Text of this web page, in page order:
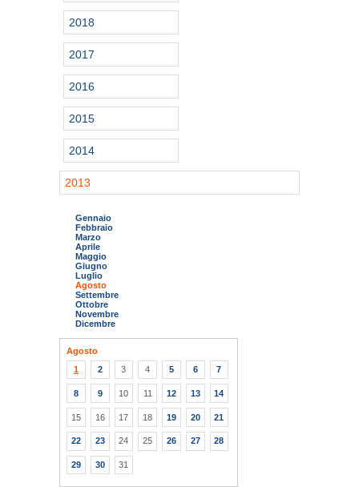
2018
2017
2016
2015
2014
2013
Gennaio
Febbraio
Marzo
Aprile
Maggio
Giugno
Luglio
Agosto
Settembre
Ottobre
Novembre
Dicembre
Agosto
1
2 3 4 5 6 7
8 9 10 11 12 13 14
15 16 17 18 19 20 21
22 23 24 25 26 27 28
29 30 31